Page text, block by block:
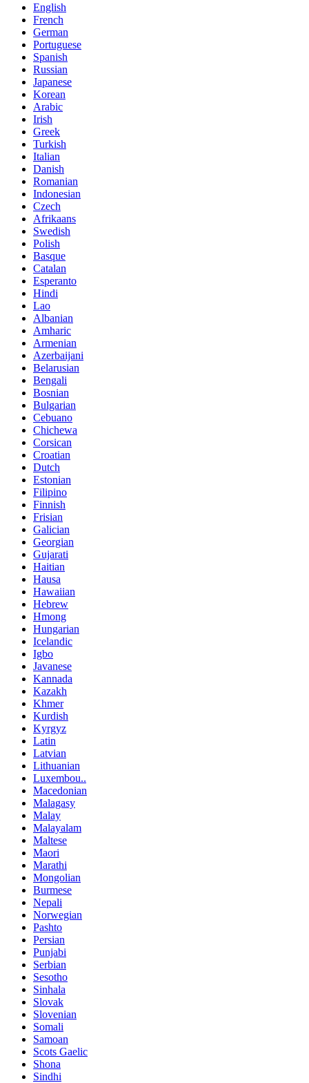
English
French
German
Portuguese
Spanish
Russian
Japanese
Korean
Arabic
Irish
Greek
Turkish
Italian
Danish
Romanian
Indonesian
Czech
Afrikaans
Swedish
Polish
Basque
Catalan
Esperanto
Hindi
Lao
Albanian
Amharic
Armenian
Azerbaijani
Belarusian
Bengali
Bosnian
Bulgarian
Cebuano
Chichewa
Corsican
Croatian
Dutch
Estonian
Filipino
Finnish
Frisian
Galician
Georgian
Gujarati
Haitian
Hausa
Hawaiian
Hebrew
Hmong
Hungarian
Icelandic
Igbo
Javanese
Kannada
Kazakh
Khmer
Kurdish
Kyrgyz
Latin
Latvian
Lithuanian
Luxembou..
Macedonian
Malagasy
Malay
Malayalam
Maltese
Maori
Marathi
Mongolian
Burmese
Nepali
Norwegian
Pashto
Persian
Punjabi
Serbian
Sesotho
Sinhala
Slovak
Slovenian
Somali
Samoan
Scots Gaelic
Shona
Sindhi